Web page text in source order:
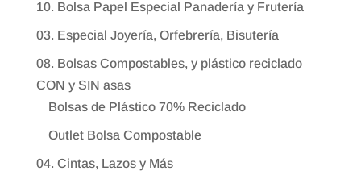
10. Bolsa Papel Especial Panadería y Frutería
03. Especial Joyería, Orfebrería, Bisutería
08. Bolsas Compostables, y plástico reciclado
CON y SIN asas
Bolsas de Plástico 70% Reciclado
Outlet Bolsa Compostable
04. Cintas, Lazos y Más